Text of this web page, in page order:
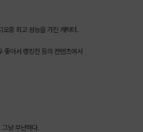
오중 최고 성능을 가진 캐릭터.
좋아서 랭킹전 등의 컨텐츠에서
냥 무난하다.